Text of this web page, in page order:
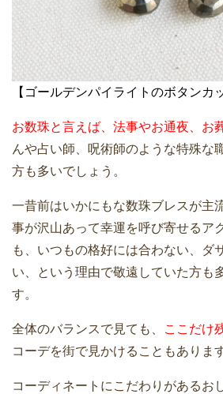
【ゴールデンパイライトのボタンカ
お数珠と言えば、法事やお通夜、お
んや占い師、呪術師のような特殊な
方も多いでしょう。
一昔前はいかにもな数珠ブレスが主
事が沢山あって幸運を呼び寄せるア
も、いつもの格好には合わない、ダ
い、という理由で敬遠していた方も
す。
全体のバランスで見ても、 ここだけ
コーデを街で見かけることもありま
コーディネートにこだわりがあるお